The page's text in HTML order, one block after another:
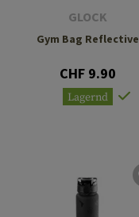
GLOCK
Gym Bag Reflective
CHF 9.90
Lagernd